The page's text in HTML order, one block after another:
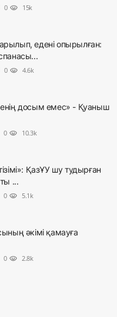
0 visibility 15k
едені опырылған:
0 visibility 4.6k
досым емес» - Қуаныш
0 visibility 10.3k
ҚазҰУ шу тудырған
...
0 visibility 5.1k
әкімі қамауға
0 visibility 2.8k